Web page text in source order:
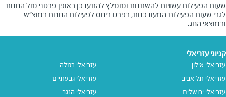
שעות הפעילות עשויות להשתנות ומומלץ להתעדכן באופן פרטני מול החנות
לגבי שעות הפעילות המעודכנות, בפרט ביחס לפעילות החנות במוצ"ש
ובמוצאי החג.
קניוני עזריאלי
עזריאלי אילון
עזריאלי תל אביב
עזריאלי ירושלים
עזריאלי רמלה
עזריאלי גבעתיים
עזריאלי הנגב